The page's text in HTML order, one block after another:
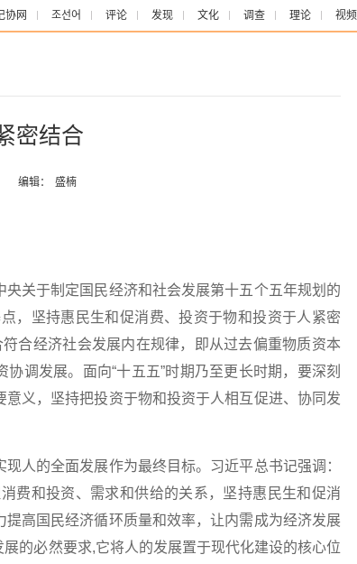
协网 조선어 评论 发现 文化 调查 理论 视频
密结合
编辑： 盛楠
关于制定国民经济和社会发展第十五个五年规划的
，坚持惠民生和促消费、投资于物和投资于人紧密
符合经济社会发展内在规律，即从过去偏重物质资本
调发展。面向“十五五”时期乃至更长时期，要深刻
义，坚持把投资于物和投资于人相互促进、协同发
的全面发展作为最终目标。习近平总书记强调：
费和投资、需求和供给的关系，坚持惠民生和促消
高国民经济循环质量和效率，让内需成为经济发展
展的必然要求,它将人的发展置于现代化建设的核心位